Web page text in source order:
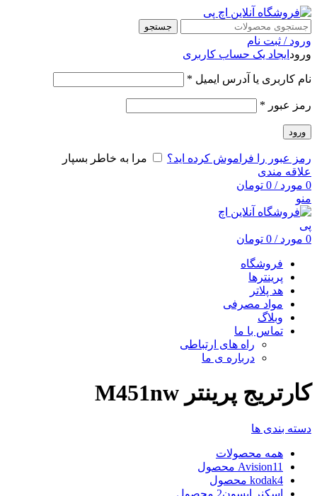
جستجو
ورود / ثبت نام
ورود ایجاد یک حساب کاربری
نام کاربری یا آدرس ایمیل *
رمز عبور *
ورود
رمز عبور را فراموش کرده اید؟
مرا به خاطر بسپار
علاقه مندی
0 مورد /
0 تومان
منو
0 مورد /
0 تومان
فروشگاه
پرینترها
هد پلاتر
مواد مصرفی
وبلاگ
تماس با ما
راه های ارتباطی
درباره ی ما
کارتریج پرینتر M451nw
دسته بندی ها
همه محصولات
Avision11 محصول
kodak4 محصول
اسکنر اپسون2 محصول